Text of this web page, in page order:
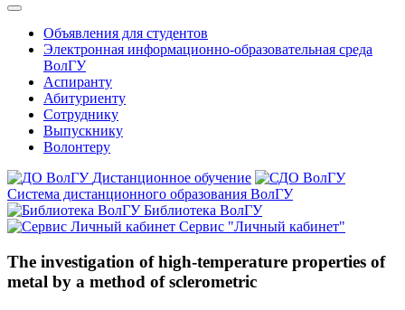
Объявления для студентов
Электронная информационно-образовательная среда
ВолГУ
Аспиранту
Абитуриенту
Сотруднику
Выпускнику
Волонтеру
Дистанционное обучение
Система дистанционного образования ВолГУ
Библиотека ВолГУ
Сервис "Личный кабинет"
The investigation of high-temperature properties of
metal by a method of sclerometric